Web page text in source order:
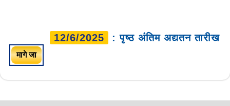
12/6/2025 : पृष्ठ अंतिम अद्यतन तारीख
मागे जा